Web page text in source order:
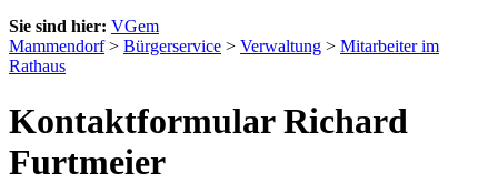
Sie sind hier: VGem
Mammendorf> Bürgerservice > Verwaltung > Mitarbeiter im
Rathaus
Kontaktformular Richard
Furtmeier